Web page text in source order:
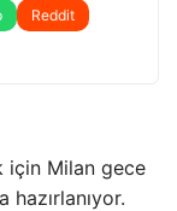
Reddit
için Milan gece
hazırlanıyor.